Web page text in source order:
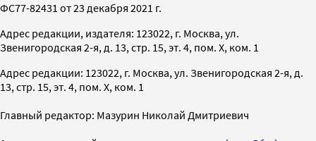
ФС77-82431 от 23 декабря 2021 г.
Адрес редакции, издателя: 123022, г. Москва, ул.
Звенигородская 2-я, д. 13, стр. 15, эт. 4, пом. X, ком. 1
Адрес редакции: 123022, г. Москва, ул. Звенигородская 2-я, д.
13, стр. 15, эт. 4, пом. X, ком. 1
Главный редактор: Мазурин Николай Дмитриевич